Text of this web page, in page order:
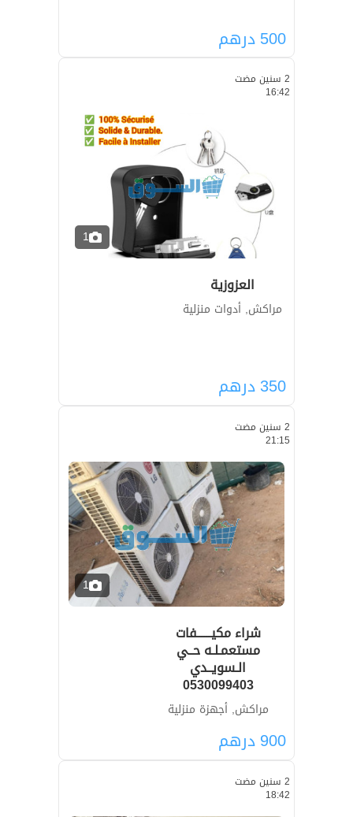
500درهم
2 سنين مضت
16:42
1
العزوزية
مراكش, أدوات منزلية
350درهم
2 سنين مضت
21:15
1
شراء مكيــــــفات
مستعمـلـه حــي
الـسويــدي
0530099403
مراكش, أجهزة منزلية
900درهم
2 سنين مضت
18:42